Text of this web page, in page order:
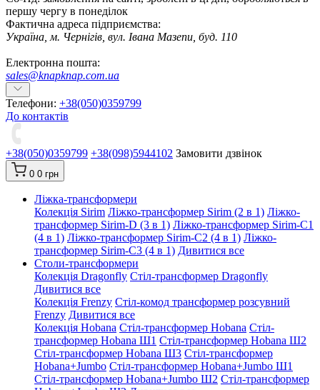
першу чергу в понеділок
Фактична адреса підприємства:
Україна, м. Чернігів, вул. Івана Мазепи, буд. 110
Електронна пошта:
sales@knapknap.com.ua
Телефони: +38(050)0359799
До контактів
+38(050)0359799 +38(098)5944102 Замовити дзвінок
0 0 грн
Ліжка-трансформери
Колекція Sirim Ліжко-трансформер Sirim (2 в 1) Ліжко-
трансформер Sirim-D (3 в 1) Ліжко-трансформер Sirim-C1
(4 в 1) Ліжко-трансформер Sirim-C2 (4 в 1) Ліжко-
трансформер Sirim-C3 (4 в 1) Дивитися все
Столи-трансформери
Колекція Dragonfly Стіл-трансформер Dragonfly
Дивитися все
Колекція Frenzy Стіл-комод трансформер розсувний
Frenzy Дивитися все
Колекція Hobana Стіл-трансформер Hobana Стіл-
трансформер Hobana Ш1 Стіл-трансформер Hobana Ш2
Стіл-трансформер Hobana Ш3 Стіл-трансформер
Hobana+Jumbo Стіл-трансформер Hobana+Jumbo Ш1
Стіл-трансформер Hobana+Jumbo Ш2 Стіл-трансформер